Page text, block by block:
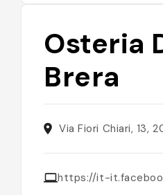
Osteria
Brera
Via Fiori Chiari, 13,
https://it-